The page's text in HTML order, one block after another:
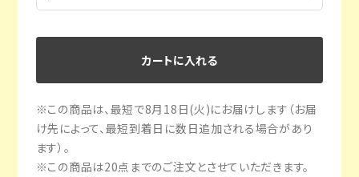
カートに入れる
※この商品は、最短で8月18日(火)にお届けします（お届
け先によって、最短到着日に数日追加される場合があり
ます）。
※この商品は20点までのご注文とさせていただきます。